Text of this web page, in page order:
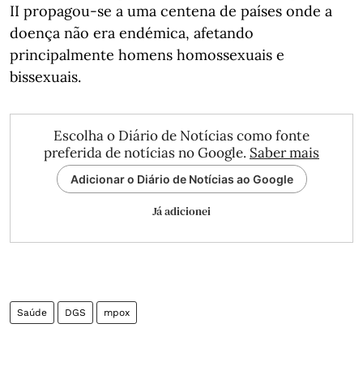
II propagou-se a uma centena de países onde a
doença não era endémica, afetando
principalmente homens homossexuais e
bissexuais.
Escolha o Diário de Notícias como fonte
preferida de notícias no Google. Saber mais
Adicionar o Diário de Notícias ao Google
Já adicionei
Saúde DGS mpox